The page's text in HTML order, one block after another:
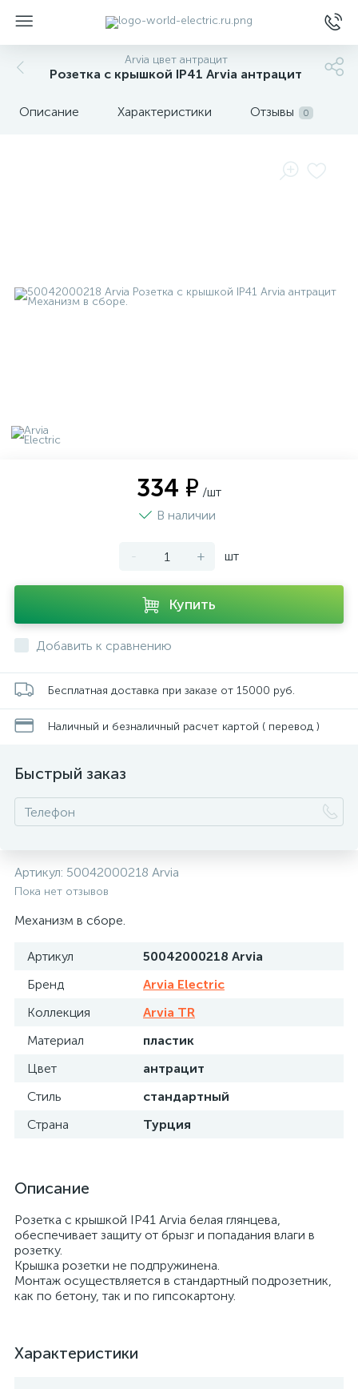
Arvia цвет антрацит
Розетка с крышкой IP41 Arvia антрацит
Описание Характеристики Отзывы 0
334 ₽ /шт
В наличии
- + шт
Купить
Добавить к сравнению
Бесплатная доставка при заказе от 15000 руб.
Наличный и безналичный расчет картой ( перевод )
Быстрый заказ
Артикул: 50042000218 Arvia
Пока нет отзывов
Механизм в сборе.
Артикул
50042000218 Arvia
Бренд
Arvia Electric
Коллекция
Arvia TR
Материал
пластик
Цвет
антрацит
Стиль
стандартный
Страна
Турция
Описание
Розетка с крышкой IP41 Arvia белая глянцева,
обеспечивает защиту от брызг и попадания влаги в
розетку.
Крышка розетки не подпружинена.
Монтаж осуществляется в стандартный подрозетник,
как по бетону, так и по гипсокартону.
Характеристики